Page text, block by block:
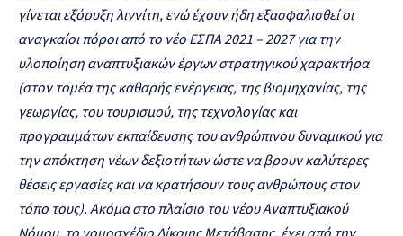
γίνεται εξόρυξη λιγνίτη, ενώ έχουν ήδη εξασφαλισθεί οι
αναγκαίοι πόροι από το νέο ΕΣΠΑ 2021 – 2027 για την
υλοποίηση αναπτυξιακών έργων στρατηγικού χαρακτήρα
(στον τομέα της καθαρής ενέργειας, της βιομηχανίας, της
γεωργίας, του τουρισμού, της τεχνολογίας και
προγραμμάτων εκπαίδευσης του ανθρώπινου δυναμικού για
την απόκτηση νέων δεξιοτήτων ώστε να βρουν καλύτερες
θέσεις εργασίες και να κρατήσουν τους ανθρώπους στον
τόπο τους). Ακόμα στο πλαίσιο του νέου Αναπτυξιακού
Νόμου, το νομοσχέδιο Δίκαιης Μετάβασης, έχει από την